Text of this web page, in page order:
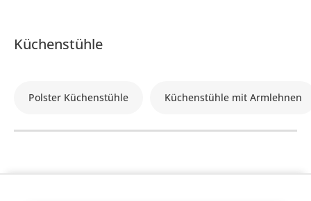
Küchenstühle
Polster Küchenstühle Küchenstühle mit Armlehnen